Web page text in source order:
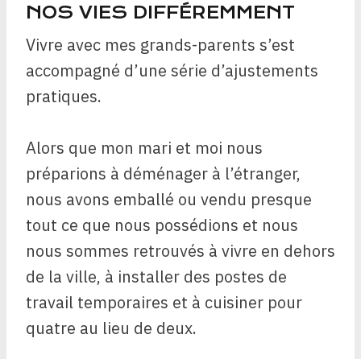
NOS VIES DIFFÉREMMENT
Vivre avec mes grands-parents s’est
accompagné d’une série d’ajustements
pratiques.
Alors que mon mari et moi nous
préparions à déménager à l’étranger,
nous avons emballé ou vendu presque
tout ce que nous possédions et nous
nous sommes retrouvés à vivre en dehors
de la ville, à installer des postes de
travail temporaires et à cuisiner pour
quatre au lieu de deux.